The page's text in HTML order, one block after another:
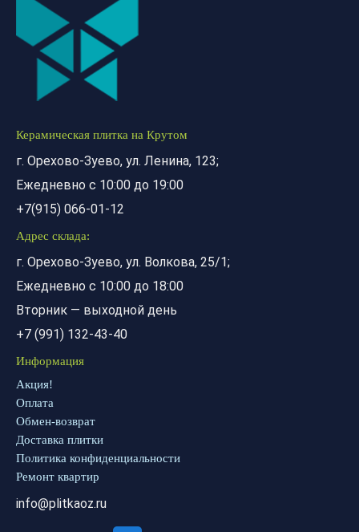
Керамическая плитка на Крутом
г. Орехово-Зуево, ул. Ленина, 123;
Ежедневно с 10:00 до 19:00
+7(915) 066-01-12
Адрес склада:
г. Орехово-Зуево, ул. Волкова, 25/1;
Ежедневно с 10:00 до 18:00
Вторник — выходной день
+7 (991) 132-43-40
Информация
Акция!
Оплата
Обмен-возврат
Доставка плитки
Политика конфиденциальности
Ремонт квартир
info@plitkaoz.ru